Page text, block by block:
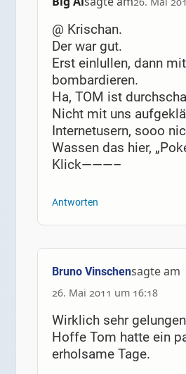
@ Krischan.
Der war gut.
Erst einlullen, dann
bombardieren.
Ha, TOM ist
Nicht mit uns
Internetusern, sooo
Wassen das hier,
Klick———–
Antworten
Bruno Vinschensagte am
26. Mai 2011 um 16:18
Wirklich sehr
Hoffe Tom hatte ein
erholsame Tage.